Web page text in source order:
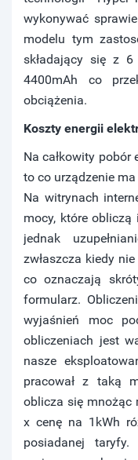
wykonywać
modelu tym
składający się z
4400mAh co
obciążenia.
Koszty energii
Na całkowity pobór
to co urządzenie
Na witrynach
mocy, które
jednak
zwłaszcza kiedy
co oznaczają
formularz.
wyjaśnień moc
obliczeniach jest
nasze
pracował z taką
oblicza się mnożąc
x cenę na 1kWh
posiadanej taryfy.